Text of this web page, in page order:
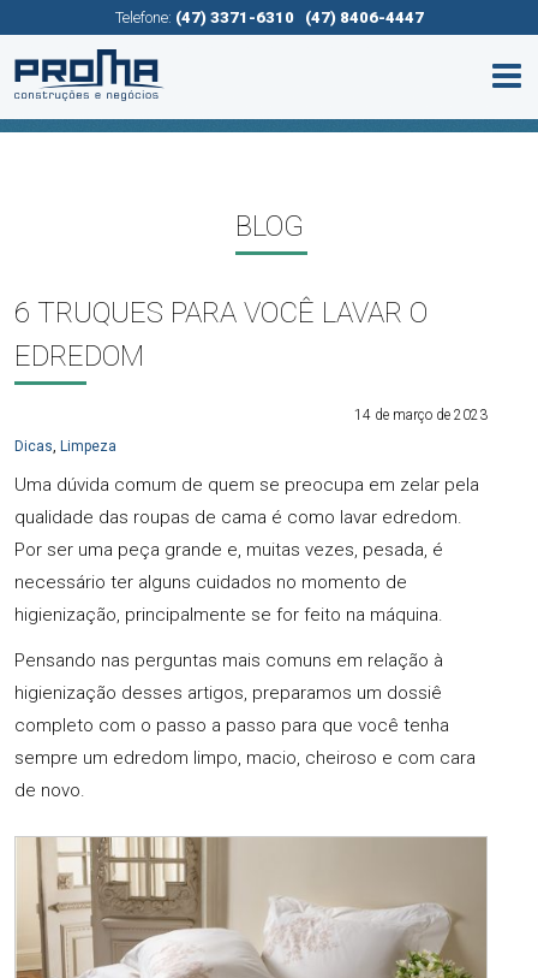
Telefone: (47) 3371-6310 (47) 8406-4447
BLOG
6 TRUQUES PARA VOCÊ LAVAR O
EDREDOM
14 de março de 2023
Dicas, Limpeza
Uma dúvida comum de quem se preocupa em zelar pela
qualidade das roupas de cama é como lavar edredom.
Por ser uma peça grande e, muitas vezes, pesada, é
necessário ter alguns cuidados no momento de
higienização, principalmente se for feito na máquina.
Pensando nas perguntas mais comuns em relação à
higienização desses artigos, preparamos um dossiê
completo com o passo a passo para que você tenha
sempre um edredom limpo, macio, cheiroso e com cara
de novo.